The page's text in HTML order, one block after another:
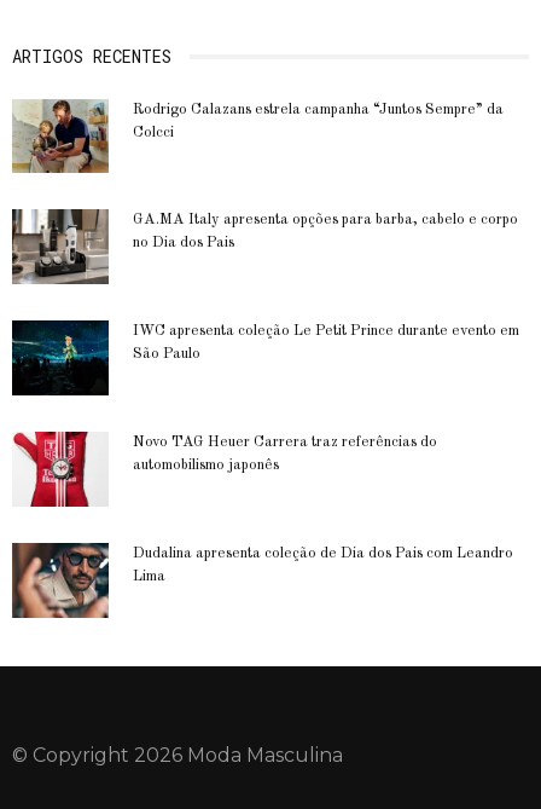
ARTIGOS RECENTES
Rodrigo Calazans estrela campanha “Juntos Sempre” da
Colcci
GA.MA Italy apresenta opções para barba, cabelo e corpo
no Dia dos Pais
IWC apresenta coleção Le Petit Prince durante evento em
São Paulo
Novo TAG Heuer Carrera traz referências do
automobilismo japonês
Dudalina apresenta coleção de Dia dos Pais com Leandro
Lima
© Copyright 2026 Moda Masculina